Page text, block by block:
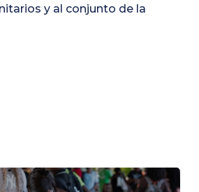
y al conjunto de la